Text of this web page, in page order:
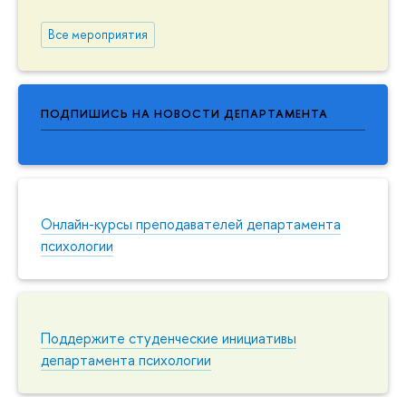
Все мероприятия
ПОДПИШИСЬ НА НОВОСТИ ДЕПАРТАМЕНТА
Онлайн-курсы преподавателей департамента
психологии
Поддержите студенческие инициативы
департамента психологии